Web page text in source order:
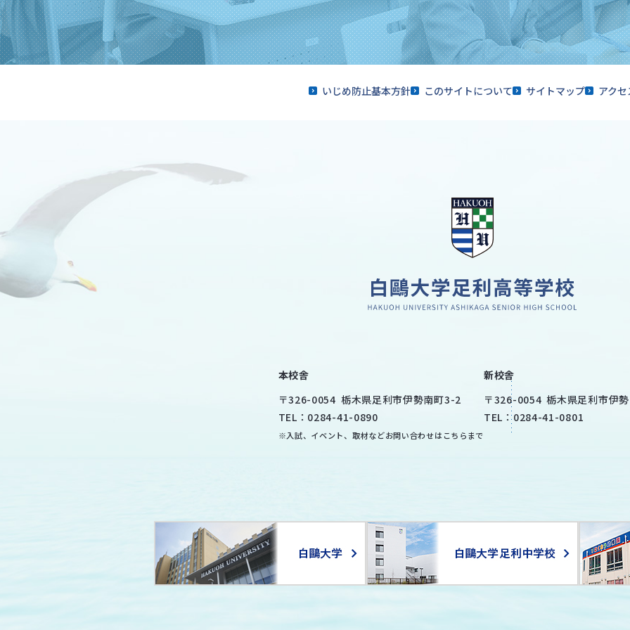
いじめ防止基本方針 このサイトについて サイトマップ アクセ
本校舎
〒326-0054 栃木県足利市伊勢南町3-2
TEL： 0284-41-0890
※入試、イベント、取材などお問い合わせはこちらまで
新校舎
〒326-0054 栃木県足利市伊
TEL：0284-41-0801